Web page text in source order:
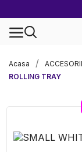
Acasa
ACCESORII
ROLLING TRAY